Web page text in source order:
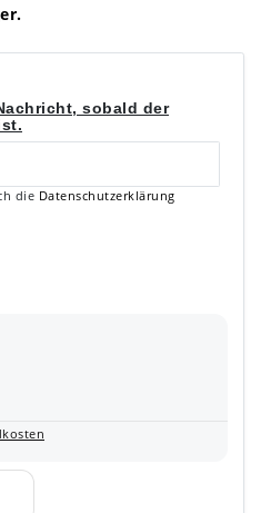
sobald der
die Daten­schutz­erklärung